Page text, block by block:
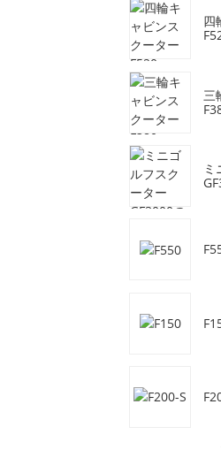
四
三
ミ